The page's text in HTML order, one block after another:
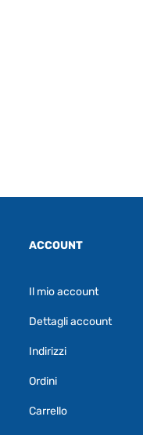
ACCOUNT
Il mio account
Dettagli account
Indirizzi
Ordini
Carrello